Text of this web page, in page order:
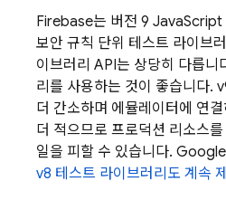
Firebase는 버전 9 JavaScript
보안 규칙 단위 테스트 라이브
이브러리 API는 상당히 다릅니
리를 사용하는 것이 좋습니다.
더 간소하며 에뮬레이터에 연
더 적으므로 프로덕션 리소스
일을 피할 수 있습니다.
v8 테스트 라이브러리도 계속